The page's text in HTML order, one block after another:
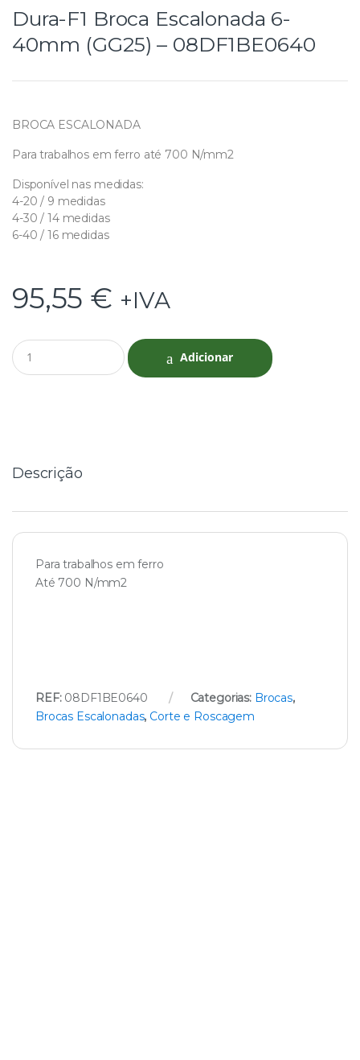
Dura-F1 Broca Escalonada 6-
40mm (GG25) – 08DF1BE0640
BROCA ESCALONADA
Para trabalhos em ferro até 700 N/mm2
Disponível nas medidas:
4-20 / 9 medidas
4-30 / 14 medidas
6-40 / 16 medidas
95,55 € +IVA
Q
u
Adicionar
Descrição
Para trabalhos em ferro
Até 700 N/mm2
REF: 08DF1BE0640 Categorias: Brocas,
Brocas Escalonadas, Corte e Roscagem